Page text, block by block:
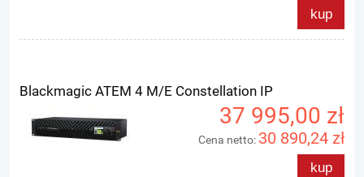
kup
Blackmagic ATEM 4 M/E Constellation IP
37 995,00 zł
Cena netto: 30 890,24 zł
kup